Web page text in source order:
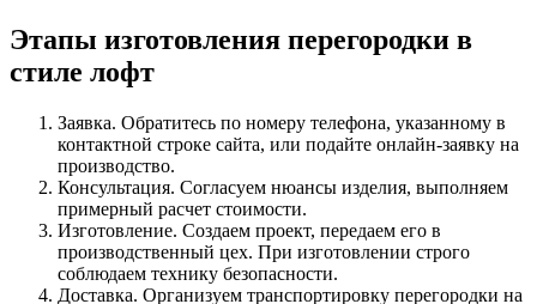
Этапы изготовления перегородки в
стиле лофт
Заявка. Обратитесь по номеру телефона, указанному в
контактной строке сайта, или подайте онлайн-заявку на
производство.
Консультация. Согласуем нюансы изделия, выполняем
примерный расчет стоимости.
Изготовление. Создаем проект, передаем его в
производственный цех. При изготовлении строго
соблюдаем технику безопасности.
Доставка. Организуем транспортировку перегородки на